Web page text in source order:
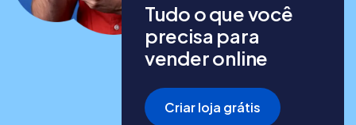
Tudo o que você
precisa para
vender online
Criar loja grátis